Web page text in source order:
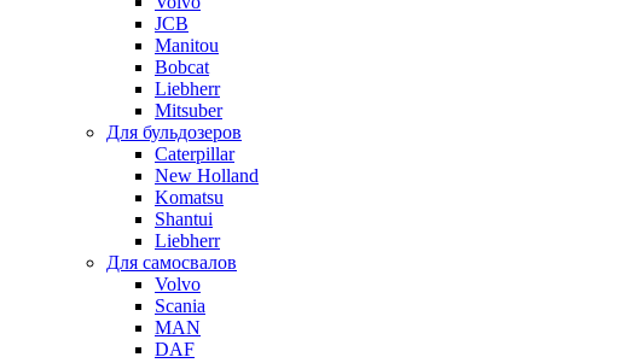
JCB
Manitou
Bobcat
Liebherr
Mitsuber
Для бульдозеров
Caterpillar
New Holland
Komatsu
Shantui
Liebherr
Для самосвалов
Volvo
Scania
MAN
DAF